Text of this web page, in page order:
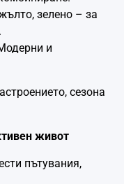
зелено – за
и
сезона
живот
пътувания,